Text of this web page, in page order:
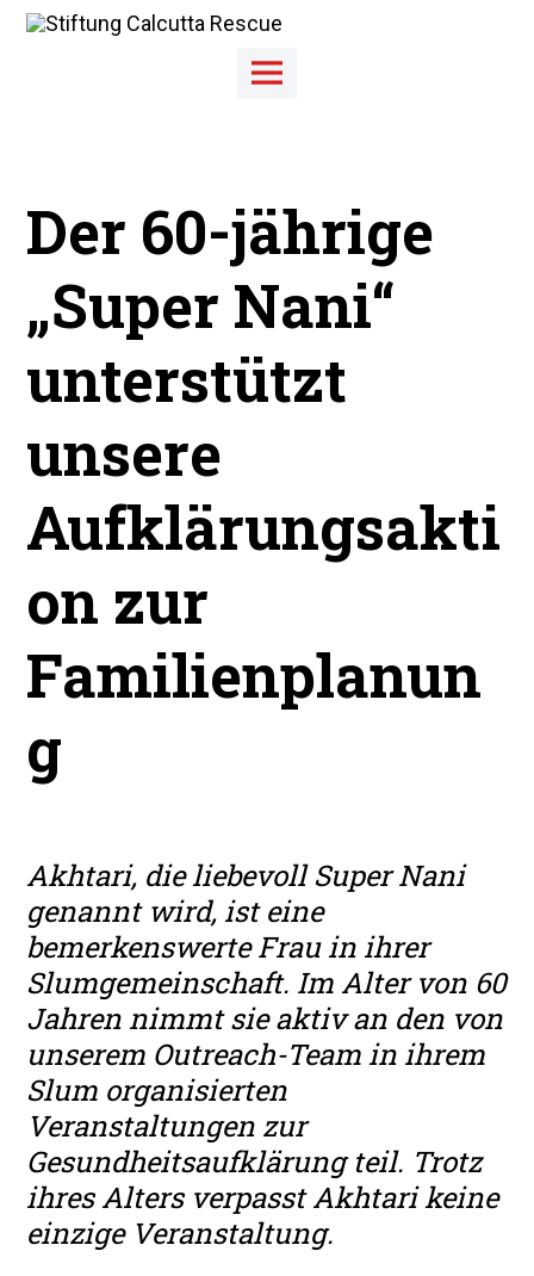
Skip
Main
Menu
Der 60-jährige
„Super Nani“
unterstützt
unsere
Aufklärungsakti
on zur
Familienplanun
g
Akhtari, die liebevoll Super Nani
genannt wird, ist eine
bemerkenswerte Frau in ihrer
Slumgemeinschaft. Im Alter von 60
Jahren nimmt sie aktiv an den von
unserem Outreach-Team in ihrem
Slum organisierten
Veranstaltungen zur
Gesundheitsaufklärung teil. Trotz
ihres Alters verpasst Akhtari keine
einzige Veranstaltung.